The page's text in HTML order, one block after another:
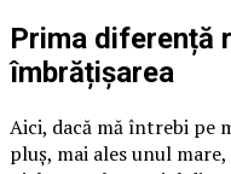
Prima diferență
îmbrățișarea
Aici, dacă mă întrebi pe
pluș, mai ales unul